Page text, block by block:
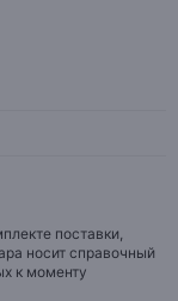
поставки,
носит справочный
к моменту